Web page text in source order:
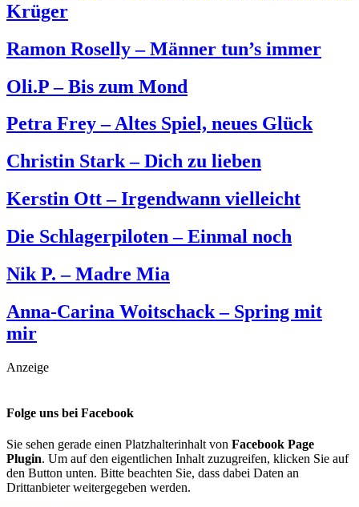
Krüger
Ramon Roselly – Männer tun’s immer
Oli.P – Bis zum Mond
Petra Frey – Altes Spiel, neues Glück
Christin Stark – Dich zu lieben
Kerstin Ott – Irgendwann vielleicht
Die Schlagerpiloten – Einmal noch
Nik P. – Madre Mia
Anna-Carina Woitschack – Spring mit
mir
Anzeige
Folge uns bei Facebook
Sie sehen gerade einen Platzhalterinhalt von Facebook Page
Plugin. Um auf den eigentlichen Inhalt zuzugreifen, klicken Sie auf
den Button unten. Bitte beachten Sie, dass dabei Daten an
Drittanbieter weitergegeben werden.